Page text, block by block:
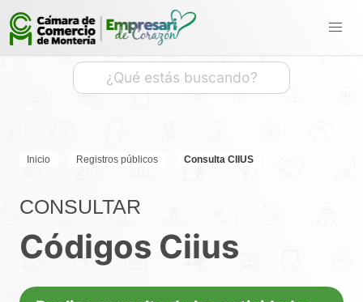
Inicio Registros públicos Consulta CIIUS
CONSULTAR
Códigos Ciius